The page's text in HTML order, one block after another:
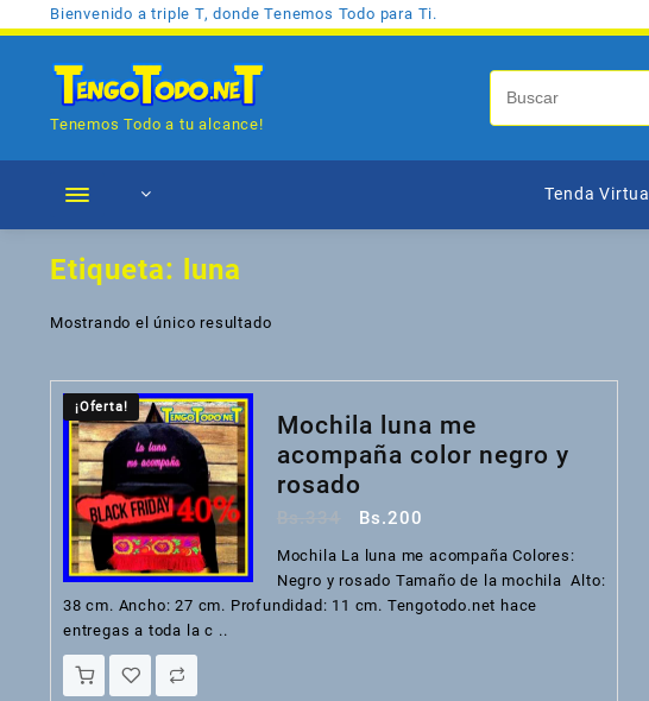
al
contenido
Bienvenido a triple T, donde Tenemos Todo para Ti.
Tenemos Todo a tu alcance!
Tenda Virtual
Etiqueta: luna
Mostrando el único resultado
¡Oferta!
Mochila luna me
acompaña color negro y
rosado
El
original
era:
Bs.334.
Bs.200
actual
es:
Bs.200.
Mochila La luna me acompaña Colores:
Negro y rosado Tamaño de la mochila Alto:
38 cm. Ancho: 27 cm. Profundidad: 11 cm. Tengotodo.net hace
entregas a toda la c ..